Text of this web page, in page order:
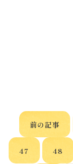
前の記事
47 48